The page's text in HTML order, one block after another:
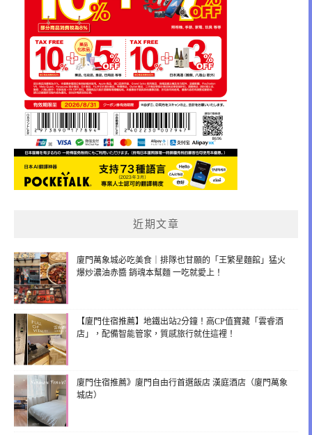
近期文章
廈門萬象城必吃美食｜排隊也甘願的「王繁星麵館」猛火
爆炒濃油赤醬 銷魂本幫麵 一吃就愛上！
【廈門住宿推薦】地鐵出站2分鐘！高CP值寶藏「雲睿酒
店」，配備智能管家，質感旅行就住這裡！
廈門住宿推薦》廈門自由行首選飯店 漢庭酒店（廈門萬象
城店）